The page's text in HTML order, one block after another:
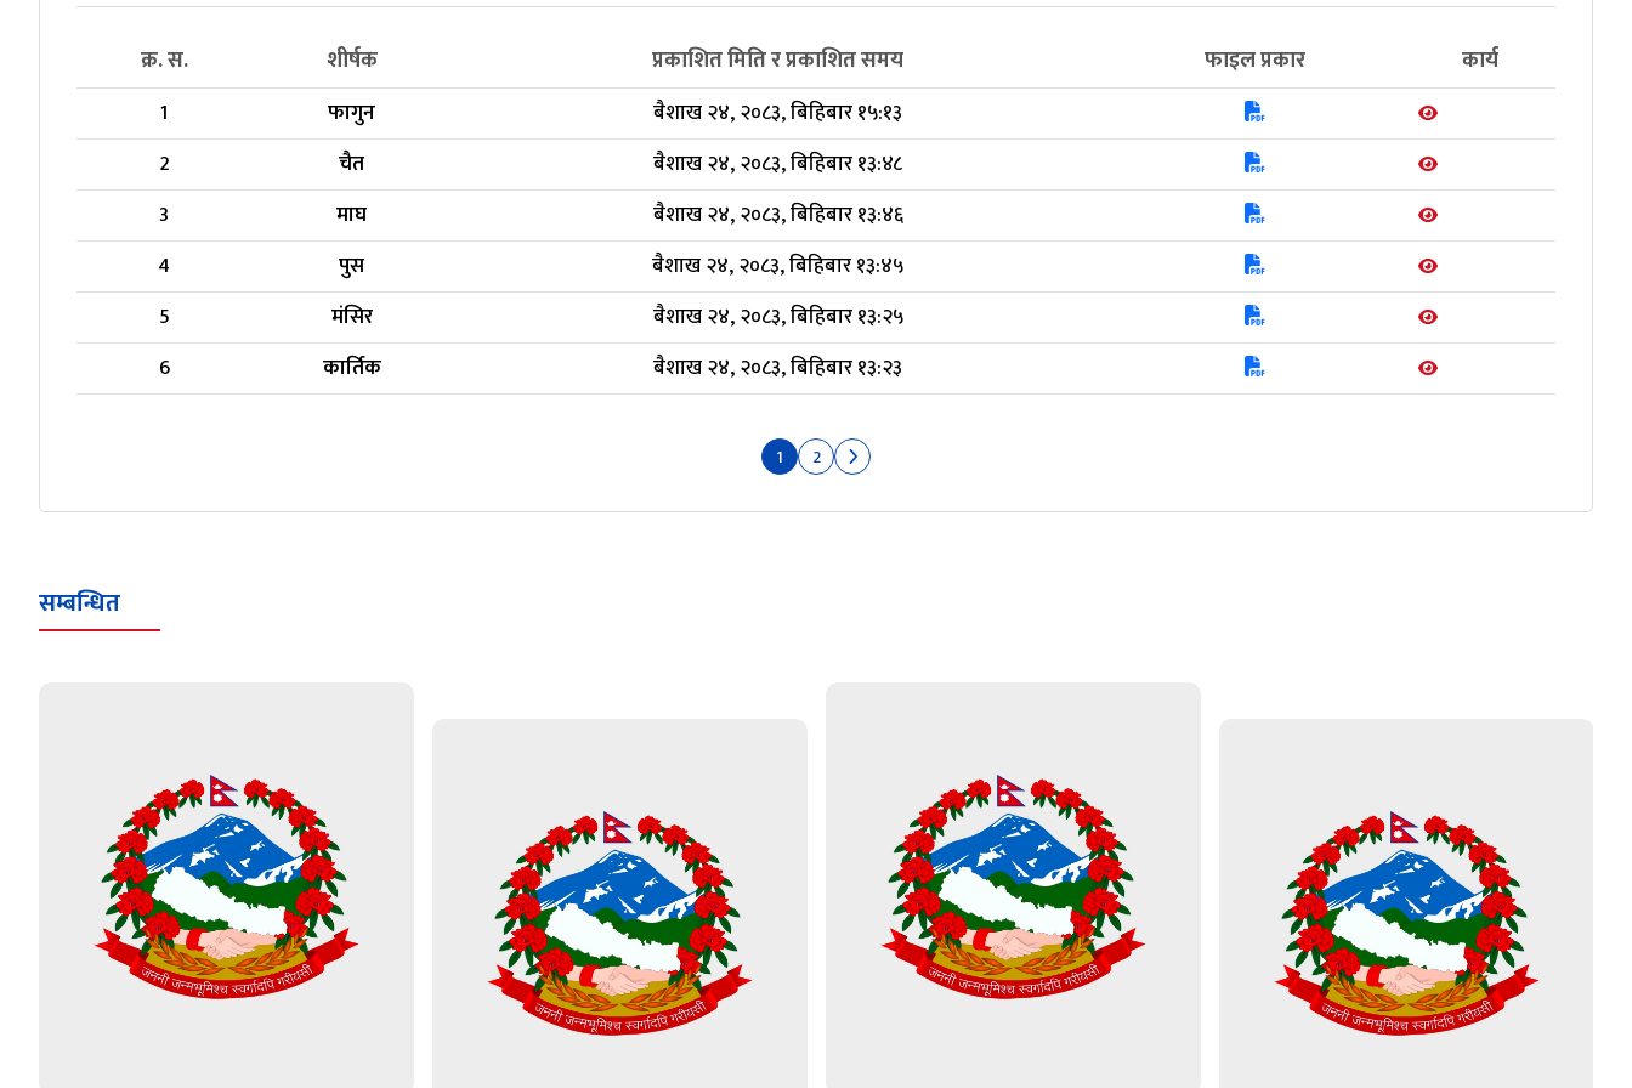
क्र. स. शीर्षक प्रकाशित मिति र प्रकाशित समय फाइल प्रकार कार्य
1 फागुन
बैशाख २४, २०८३, बिहिबार १५:१३
2
चैत
बैशाख २४, २०८३, बिहिबार १३:४८
3
माघ
बैशाख २४, २०८३, बिहिबार १३:४६
4
पुस
बैशाख २४, २०८३, बिहिबार १३:४५
5
मंसिर
बैशाख २४, २०८३, बिहिबार १३:२५
6
कार्तिक बैशाख २४, २०८३, बिहिबार १३:२३
1 2
सम्बन्धित